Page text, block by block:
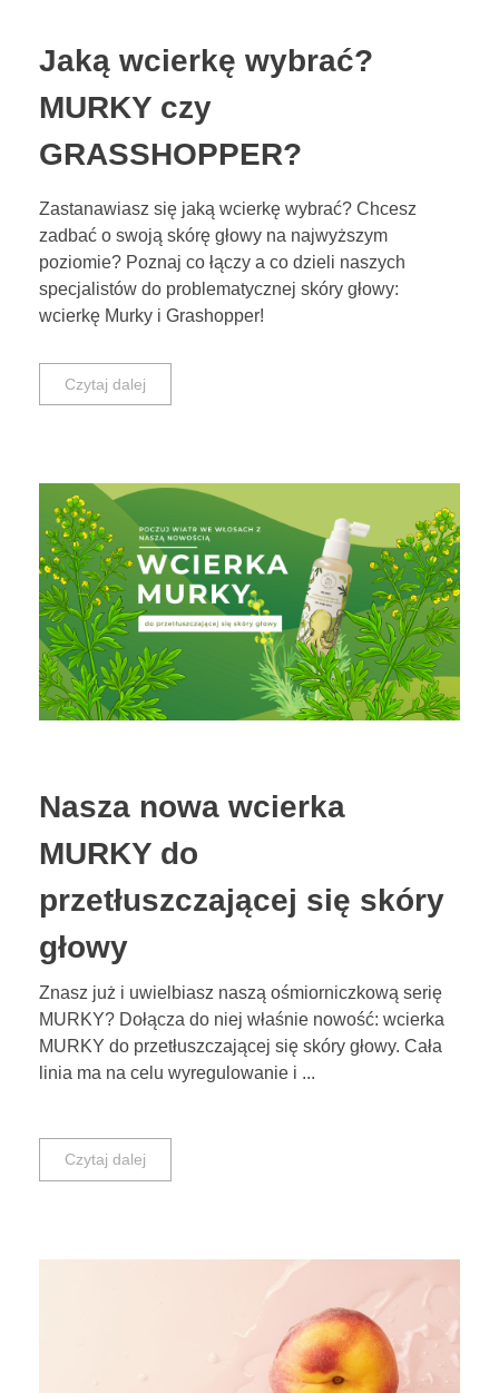
Jaką wcierkę wybrać?
MURKY czy
GRASSHOPPER?
Zastanawiasz się jaką wcierkę wybrać? Chcesz
zadbać o swoją skórę głowy na najwyższym
poziomie? Poznaj co łączy a co dzieli naszych
specjalistów do problematycznej skóry głowy:
wcierkę Murky i Grashopper!
Czytaj dalej
Nasza nowa wcierka
MURKY do
przetłuszczającej się skóry
głowy
Znasz już i uwielbiasz naszą ośmiorniczkową serię
MURKY? Dołącza do niej właśnie nowość: wcierka
MURKY do przetłuszczającej się skóry głowy. Cała
linia ma na celu wyregulowanie i ...
Czytaj dalej